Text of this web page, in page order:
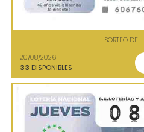
SORTEO DEL
20/08/2026
33 DISPONIBLES